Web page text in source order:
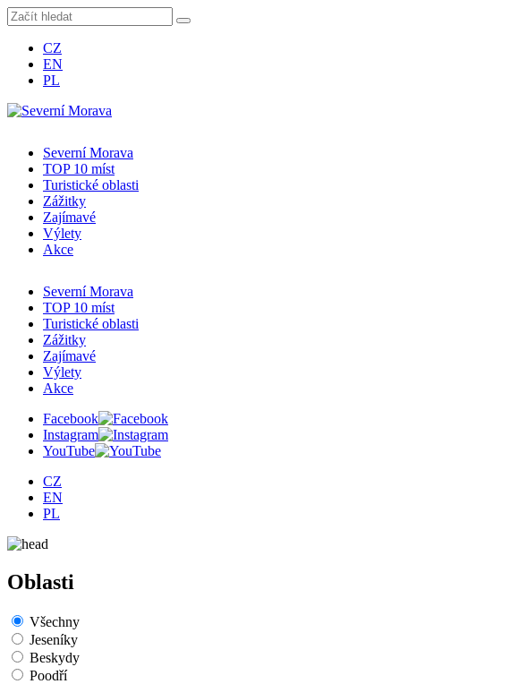
CZ
EN
PL
Severní Morava
TOP 10 míst
Turistické oblasti
Zážitky
Zajímavé
Výlety
Akce
Severní Morava
TOP 10 míst
Turistické oblasti
Zážitky
Zajímavé
Výlety
Akce
Facebook
Instagram
YouTube
CZ
EN
PL
Oblasti
Všechny
Jeseníky
Beskydy
Poodří